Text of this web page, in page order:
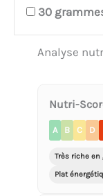
30
Analyse
Nutri-
A B C D
Très riche en
Plat